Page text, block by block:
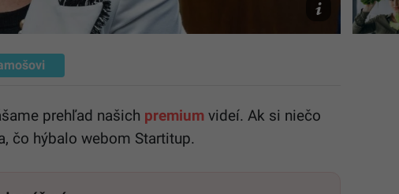
Novák
prehľad našich premium videí. Ak si niečo
čo hýbalo webom Startitup.